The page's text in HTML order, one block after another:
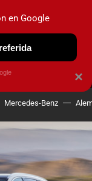
NUEVO
Mercedes-Benz
×
en Google